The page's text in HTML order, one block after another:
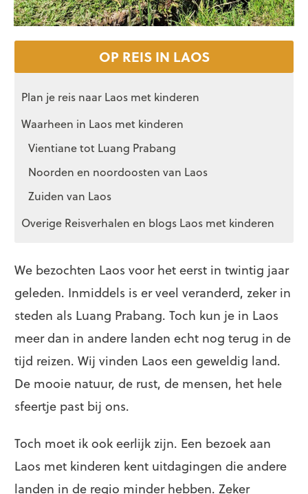
OP REIS IN LAOS
Plan je reis naar Laos met kinderen
Waarheen in Laos met kinderen
Vientiane tot Luang Prabang
Noorden en noordoosten van Laos
Zuiden van Laos
Overige Reisverhalen en blogs Laos met kinderen
We bezochten Laos voor het eerst in twintig jaar
geleden. Inmiddels is er veel veranderd, zeker in
steden als Luang Prabang. Toch kun je in Laos
meer dan in andere landen echt nog terug in de
tijd reizen. Wij vinden Laos een geweldig land.
De mooie natuur, de rust, de mensen, het hele
sfeertje past bij ons.
Toch moet ik ook eerlijk zijn. Een bezoek aan
Laos met kinderen kent uitdagingen die andere
landen in de regio minder hebben. Zeker